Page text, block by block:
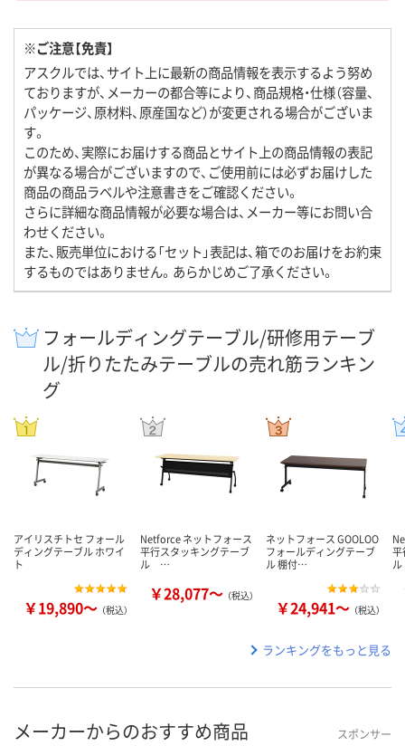
※ご注意【免責】
アスクルでは、サイト上に最新の商品情報を表示するよう努め
ておりますが、メーカーの都合等により、商品規格・仕様（容量、
パッケージ、原材料、原産国など）が変更される場合がございま
す。
このため、実際にお届けする商品とサイト上の商品情報の表記
が異なる場合がございますので、ご使用前には必ずお届けした
商品の商品ラベルや注意書きをご確認ください。
さらに詳細な商品情報が必要な場合は、メーカー等にお問い合
わせください。
また、販売単位における「セット」表記は、箱でのお届けをお約束
するものではありません。あらかじめご了承ください。
フォールディングテーブル/研修用テーブ
ル/折りたたみテーブルの売れ筋ランキン
グ
アイリスチトセ フォール
ディングテーブル ホワイ
ト
￥19,890～ （税込）
Netforce ネットフォース
平行スタッキングテーブ
ル …
￥28,077～ （税込）
ネットフォース GOOLOO
フォールディングテーブ
ル 棚付…
￥24,941～ （税込）
平
ランキングをもっと見る
メーカーからのおすすめ商品 スポンサー